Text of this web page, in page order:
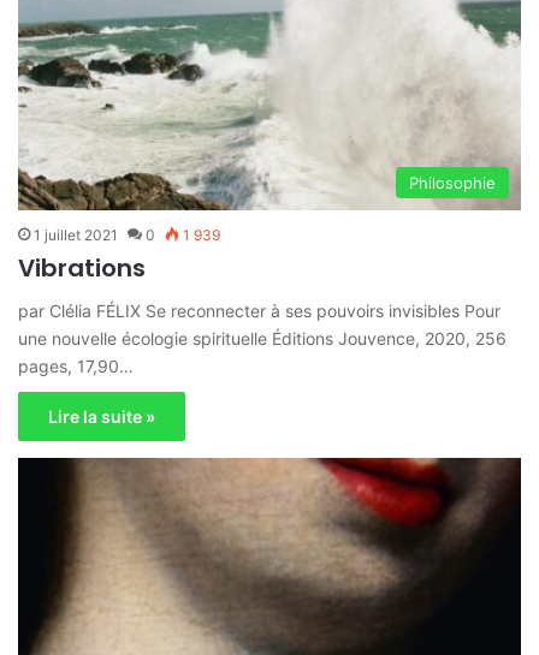
Philosophie
1 juillet 2021 0 1 939
Vibrations
par Clélia FÉLIX Se reconnecter à ses pouvoirs invisibles Pour
une nouvelle écologie spirituelle Éditions Jouvence, 2020, 256
pages, 17,90…
Lire la suite »